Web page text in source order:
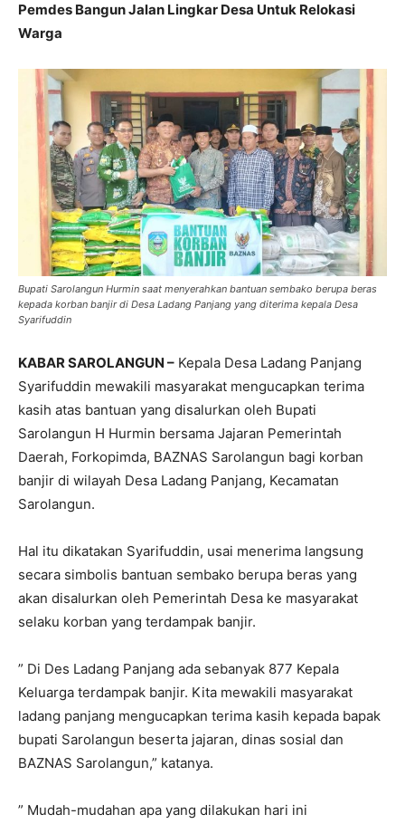
Pemdes Bangun Jalan Lingkar Desa Untuk Relokasi
Warga
Bupati Sarolangun Hurmin saat menyerahkan bantuan sembako berupa beras
kepada korban banjir di Desa Ladang Panjang yang diterima kepala Desa
Syarifuddin
KABAR SAROLANGUN – Kepala Desa Ladang Panjang
Syarifuddin mewakili masyarakat mengucapkan terima
kasih atas bantuan yang disalurkan oleh Bupati
Sarolangun H Hurmin bersama Jajaran Pemerintah
Daerah, Forkopimda, BAZNAS Sarolangun bagi korban
banjir di wilayah Desa Ladang Panjang, Kecamatan
Sarolangun.
Hal itu dikatakan Syarifuddin, usai menerima langsung
secara simbolis bantuan sembako berupa beras yang
akan disalurkan oleh Pemerintah Desa ke masyarakat
selaku korban yang terdampak banjir.
” Di Des Ladang Panjang ada sebanyak 877 Kepala
Keluarga terdampak banjir. Kita mewakili masyarakat
ladang panjang mengucapkan terima kasih kepada bapak
bupati Sarolangun beserta jajaran, dinas sosial dan
BAZNAS Sarolangun,” katanya.
” Mudah-mudahan apa yang dilakukan hari ini